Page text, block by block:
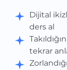
Dijital
ders al
tekrar